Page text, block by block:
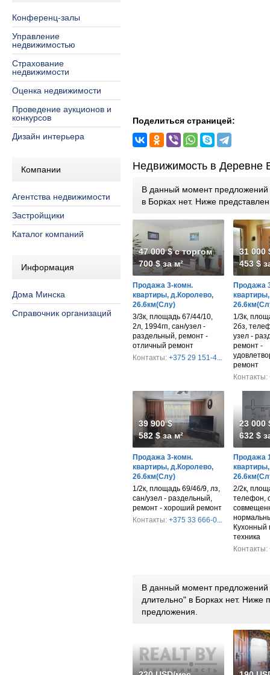
Конференц-залы
Управление
недвижимостью
Страхование
недвижимости
Оценка недвижимости
Проведение аукционов и
конкурсов
Дизайн интерьера
Компании
Агентства недвижимости
Застройщики
Каталог компаний
Информация
Дома Минска
Справочник организаций
Поделиться страницей:
Недвижимость в Деревне
В данный момент предложений
в Борках нет. Ниже
47 000 $ с торгом
700 $ за м²
Продажа 3-комн.
квартиры, д.Королево,
26.6км(Слу)
3/3к, площадь 67/44/10,
2л, 1994гп, сан/узел -
раздельный, ремонт -
отличный ремонт
Контакты: +375 29 151-4...
31 000
453 $
Продажа
1/3к,
2бз,
узел -
ремонт -
ремонт
Контакты:
39 900 $
582 $ за м²
Продажа 3-комн.
квартиры, д.Королево,
26.6км(Слу)
1/2к, площадь 69/46/9, лз,
сан/узел - раздельный,
ремонт - хороший ремонт
Контакты: +375 33 666-0...
23 000
632 $
Продажа
2/2к,
телефон,
Кухонный
техника
Контакты:
В данный момент предложений
длительно" в Борках нет. Ниже
предложения.